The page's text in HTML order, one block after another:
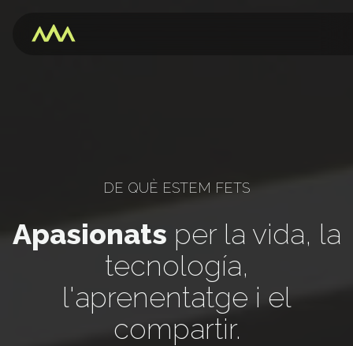
DE QUÈ ESTEM FETS
Apasionats per la vida, la
tecnología,
l'aprenentatge i el
compartir.